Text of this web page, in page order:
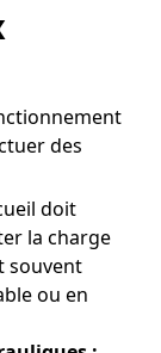
des
doit
la charge
souvent
ou en